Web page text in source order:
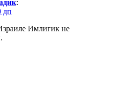
:
дп
Имлигик не